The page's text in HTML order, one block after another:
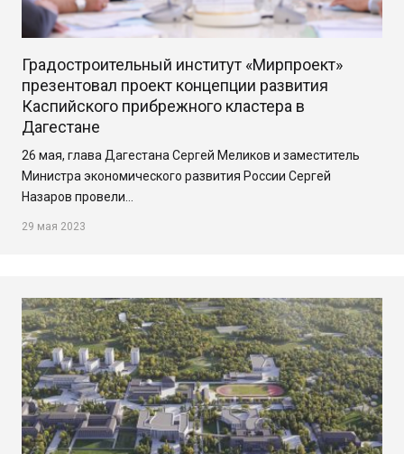
Градостроительный институт «Мирпроект»
презентовал проект концепции развития
Каспийского прибрежного кластера в
Дагестане
26 мая, глава Дагестана Сергей Меликов и заместитель
Министра экономического развития России Сергей
Назаров провели…
29 мая 2023